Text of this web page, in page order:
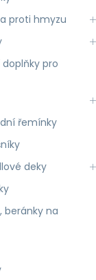
proti hmyzu
pro
řemínky
deky
beránky na